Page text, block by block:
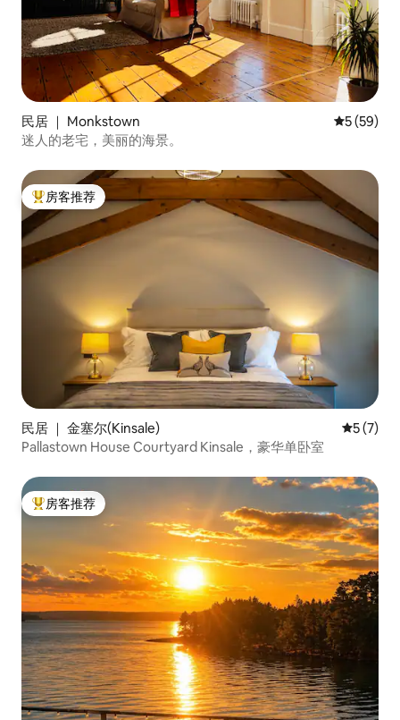
民居 ｜ Monkstown 平均评分
5 (59)
迷人的老宅，美丽的海景。
热门「房客推荐」
房客推荐
民居 ｜ 金塞尔(Kinsale) 平均评分
5 (7)
Pallastown House Courtyard Kinsale，豪华单卧室
热门「房客推荐」
房客推荐